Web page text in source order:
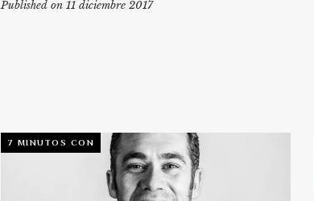
Published on 11 diciembre 2017
7 MINUTOS CON